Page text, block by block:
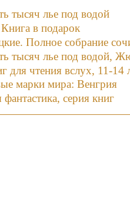
тысяч лье под водой
в подарок
Полное собрание
тысяч лье под водой,
для чтения вслух, 11-14
марки мира: Венгрия
фантастика, серия книг